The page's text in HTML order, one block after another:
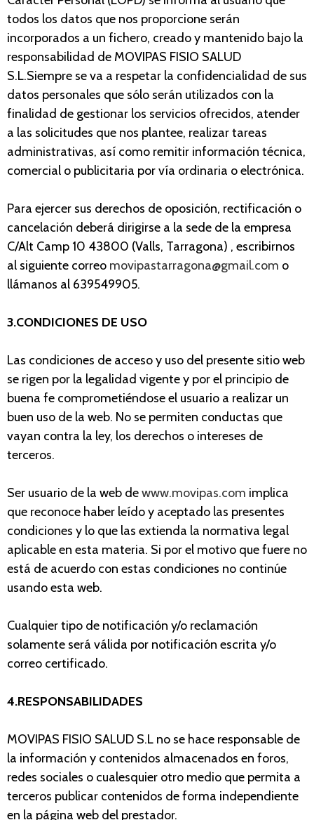
todos los datos que nos proporcione serán
incorporados a un fichero, creado y mantenido bajo la
responsabilidad de MOVIPAS FISIO SALUD
S.L.Siempre se va a respetar la confidencialidad de sus
datos personales que sólo serán utilizados con la
finalidad de gestionar los servicios ofrecidos, atender
a las solicitudes que nos plantee, realizar tareas
administrativas, así como remitir información técnica,
comercial o publicitaria por vía ordinaria o electrónica.
Para ejercer sus derechos de oposición, rectificación o
cancelación deberá dirigirse a la sede de la empresa
C/Alt Camp 10 43800 (Valls, Tarragona) , escribirnos
al siguiente correo movipastarragona@gmail.com o
llámanos al 639549905.
3.CONDICIONES DE USO
Las condiciones de acceso y uso del presente sitio web
se rigen por la legalidad vigente y por el principio de
buena fe comprometiéndose el usuario a realizar un
buen uso de la web. No se permiten conductas que
vayan contra la ley, los derechos o intereses de
terceros.
Ser usuario de la web dewww.movipas.com implica
que reconoce haber leído y aceptado las presentes
condiciones y lo que las extienda la normativa legal
aplicable en esta materia. Si por el motivo que fuere no
está de acuerdo con estas condiciones no continúe
usando esta web.
Cualquier tipo de notificación y/o reclamación
solamente será válida por notificación escrita y/o
correo certificado.
4.RESPONSABILIDADES
MOVIPAS FISIO SALUD S.L no se hace responsable de
la información y contenidos almacenados en foros,
redes sociales o cualesquier otro medio que permita a
terceros publicar contenidos de forma independiente
en la página web del prestador.